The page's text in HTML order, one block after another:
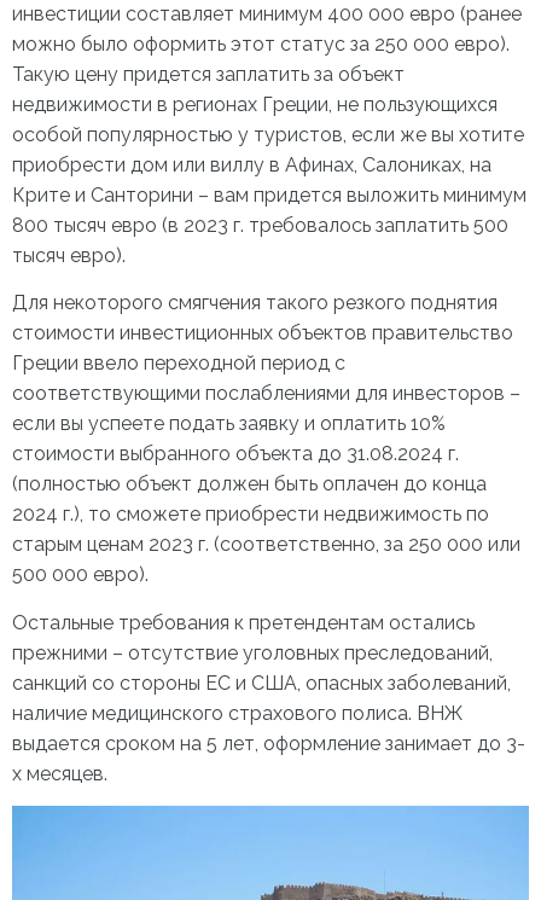
инвестиции составляет минимум 400 000 евро (ранее
можно было оформить этот статус за 250 000 евро).
Такую цену придется заплатить за объект
недвижимости в регионах Греции, не пользующихся
особой популярностью у туристов, если же вы хотите
приобрести дом или виллу в Афинах, Салониках, на
Крите и Санторини – вам придется выложить минимум
800 тысяч евро (в 2023 г. требовалось заплатить 500
тысяч евро).
Для некоторого смягчения такого резкого поднятия
стоимости инвестиционных объектов правительство
Греции ввело переходной период с
соответствующими послаблениями для инвесторов –
если вы успеете подать заявку и оплатить 10%
стоимости выбранного объекта до 31.08.2024 г.
(полностью объект должен быть оплачен до конца
2024 г.), то сможете приобрести недвижимость по
старым ценам 2023 г. (соответственно, за 250 000 или
500 000 евро).
Остальные требования к претендентам остались
прежними – отсутствие уголовных преследований,
санкций со стороны ЕС и США, опасных заболеваний,
наличие медицинского страхового полиса. ВНЖ
выдается сроком на 5 лет, оформление занимает до 3-
х месяцев.